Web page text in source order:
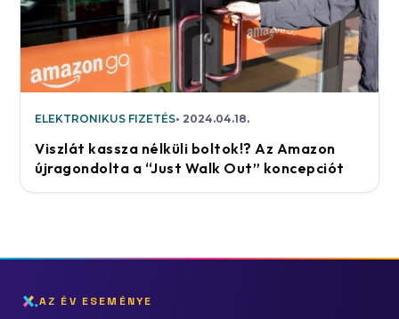
ELEKTRONIKUS FIZETÉS 2024.04.18.
Viszlát kassza nélküli boltok!? Az Amazon
újragondolta a “Just Walk Out” koncepciót
AZ ÉV ESEMÉNYE